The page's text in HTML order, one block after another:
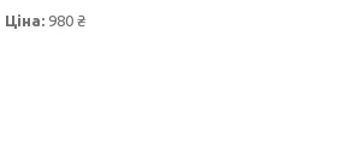
Ціна: 980 ₴